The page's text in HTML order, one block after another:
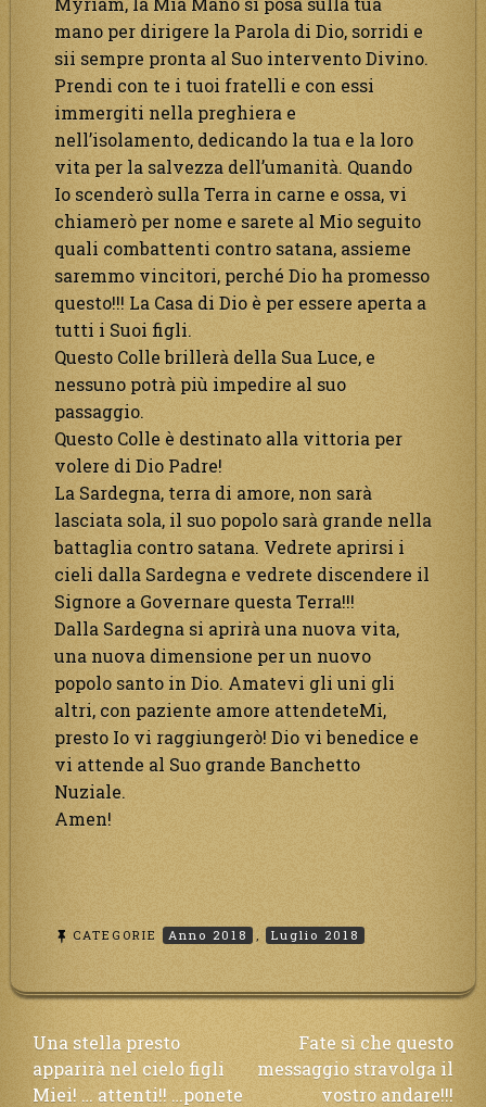
mano per dirigere la Parola di Dio, sorridi e
sii sempre pronta al Suo intervento Divino.
Prendi con te i tuoi fratelli e con essi
immergiti nella preghiera e
nell’isolamento, dedicando la tua e la loro
vita per la salvezza dell’umanità. Quando
Io scenderò sulla Terra in carne e ossa, vi
chiamerò per nome e sarete al Mio seguito
quali combattenti contro satana, assieme
saremmo vincitori, perché Dio ha promesso
questo!!! La Casa di Dio è per essere aperta a
tutti i Suoi figli.
Questo Colle brillerà della Sua Luce, e
nessuno potrà più impedire al suo
passaggio.
Questo Colle è destinato alla vittoria per
volere di Dio Padre!
La Sardegna, terra di amore, non sarà
lasciata sola, il suo popolo sarà grande nella
battaglia contro satana. Vedrete aprirsi i
cieli dalla Sardegna e vedrete discendere il
Signore a Governare questa Terra!!!
Dalla Sardegna si aprirà una nuova vita,
una nuova dimensione per un nuovo
popolo santo in Dio. Amatevi gli uni gli
altri, con paziente amore attendeteMi,
presto Io vi raggiungerò! Dio vi benedice e
vi attende al Suo grande Banchetto
Nuziale.
Amen!
CATEGORIE Anno 2018 , Luglio 2018
Navigazione
articoli
Una stella presto
apparirà nel cielo figli
Miei! … attenti!! …ponete
Fate sì che questo
messaggio stravolga il
vostro andare!!!